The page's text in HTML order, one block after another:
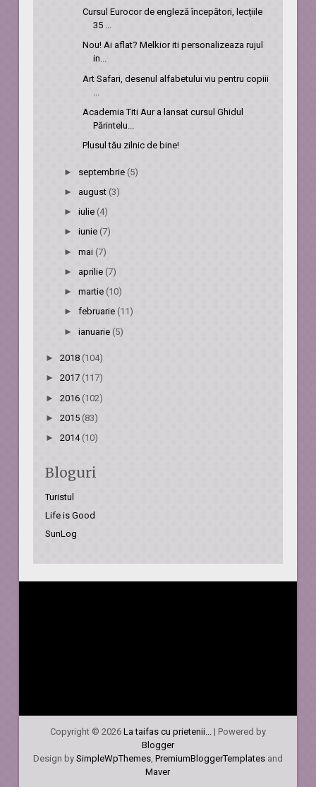
Cursul Eurocor de engleză începători, lecțiile
35 ...
Nou! Ai aflat? Melkior iti personalizeaza rujul
in...
Art Safari, desenul alfabetului viu pentru copiii
Academia Titi Aur a lansat cursul Ghidul
Părintelu...
Plusul tău zilnic de bine!
► septembrie (5)
► august (3)
► iulie (4)
► iunie (7)
► mai (7)
► aprilie (7)
► martie (10)
► februarie (11)
► ianuarie (5)
►2018 (104)
►2017 (117)
►2016(102)
►2015 (83)
►2014 (10)
Bloguri
Turistul
Life is Good
SunLog
Copyright © 2026 La taifas cu prietenii...| Powered by
Blogger
Design by SimpleWpThemes, PremiumBloggerTemplatesand
Maver